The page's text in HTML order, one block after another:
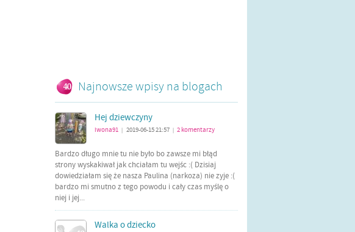
Najnowsze wpisy na blogach
Hej dziewczyny
iwona91 2019-06-15 21:57 2 komentarzy
Bardzo długo mnie tu nie było bo zawsze mi błąd
strony wyskakiwał jak chciałam tu wejśc :( Dzisiaj
dowiedziałam się że nasza Paulina (narkoza) nie zyje :(
bardzo mi smutno z tego powodu i cały czas myślę o
niej i jej...
Walka o dziecko